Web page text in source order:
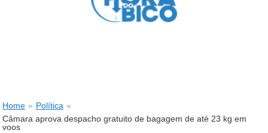
Home » Política »
Câmara aprova despacho gratuito de bagagem de até 23 kg em
voos